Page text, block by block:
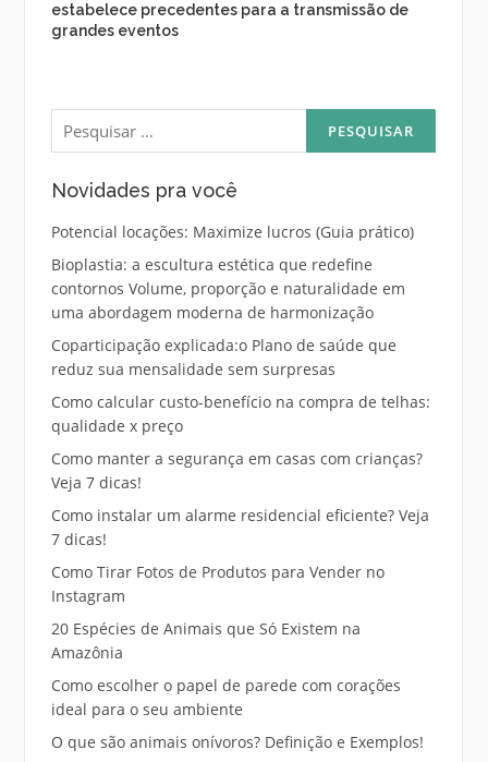
estabelece precedentes para a transmissão de
grandes eventos
Pesquisar
por:
Novidades pra você
Potencial locações: Maximize lucros (Guia prático)
Bioplastia: a escultura estética que redefine
contornos Volume, proporção e naturalidade em
uma abordagem moderna de harmonização
Coparticipação explicada:o Plano de saúde que
reduz sua mensalidade sem surpresas
Como calcular custo-benefício na compra de telhas:
qualidade x preço
Como manter a segurança em casas com crianças?
Veja 7 dicas!
Como instalar um alarme residencial eficiente? Veja
7 dicas!
Como Tirar Fotos de Produtos para Vender no
Instagram
20 Espécies de Animais que Só Existem na
Amazônia
Como escolher o papel de parede com corações
ideal para o seu ambiente
O que são animais onívoros? Definição e Exemplos!